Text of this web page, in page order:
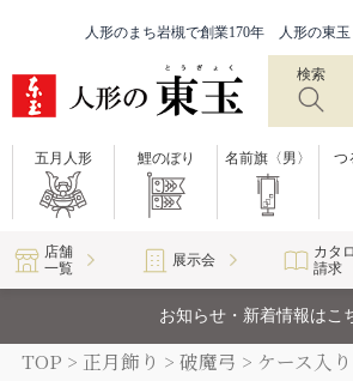
人形のまち岩槻で創業170年 人形の東玉
検索
五月人形 鯉のぼり 名前旗〈男〉 つ
店舗
一覧
展示会
カタ
請求
お知らせ・新着情報はこ
TOP 正月飾り 破魔弓
ケース入り